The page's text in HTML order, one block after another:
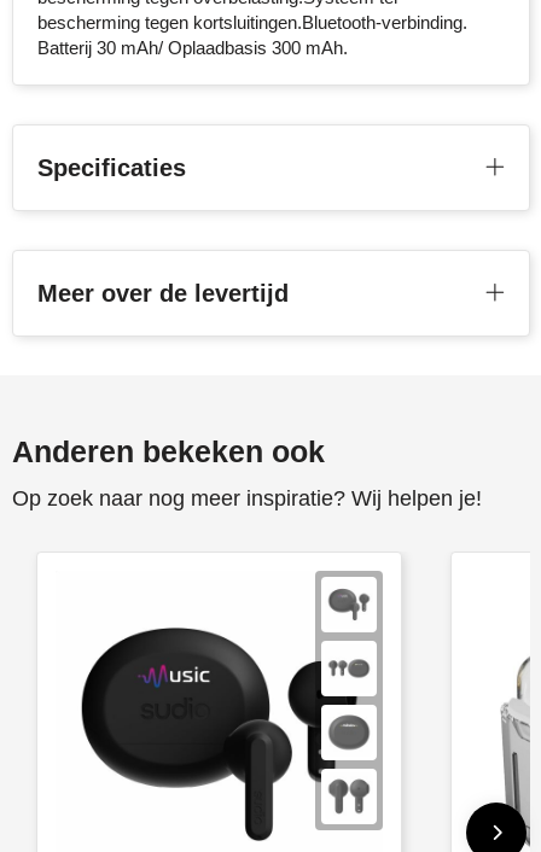
bescherming tegen kortsluitingen.Bluetooth-verbinding.
Batterij 30 mAh/ Oplaadbasis 300 mAh.
Specificaties
Meer over de levertijd
Anderen bekeken ook
Op zoek naar nog meer inspiratie? Wij helpen je!